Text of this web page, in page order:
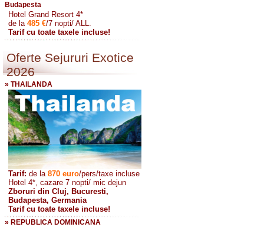
Budapesta
Hotel Grand Resort 4*
de la485 €/7 nopti/ ALL.
Tarif cu toate taxele incluse!
Oferte Sejururi Exotice
2026
» THAILANDA
Tarif: de la 870 euro/pers/taxe incluse
Hotel 4*, cazare 7 nopti/ mic dejun
Zboruri din Cluj, Bucuresti,
Budapesta, Germania
Tarif cu toate taxele incluse!
» REPUBLICA DOMINICANA